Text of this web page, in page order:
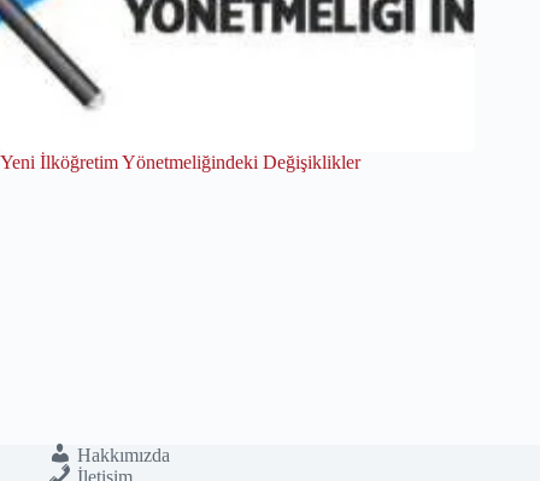
Yeni İlköğretim Yönetmeliğindeki Değişiklikler
Hakkımızda
İletişim